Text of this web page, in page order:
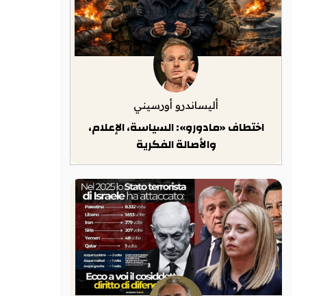
أليساندرو أورسيني
اختطاف «مادورو»: السياسة، الإعلام،
والأصالة الفكرية